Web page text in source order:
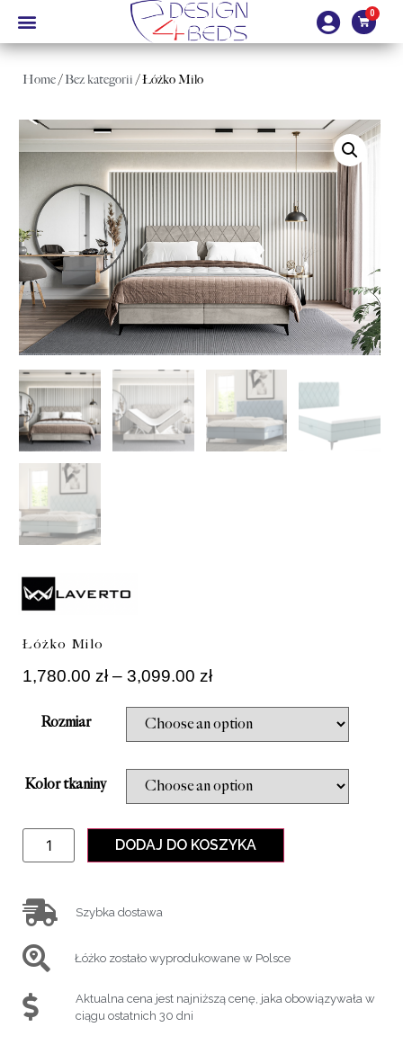
Home/Bez kategorii / Łóżko Milo
Łóżko Milo
1,780.00 zł – 3,099.00 zł
Rozmiar
Kolor tkaniny
DODAJ DO KOSZYKA
Szybka dostawa
Łóżko zostało wyprodukowane w Polsce
Aktualna cena jest najniższą cenę, jaka obowiązywała w
ciągu ostatnich 30 dni